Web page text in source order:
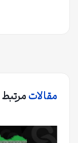
مقالاتمرتبط